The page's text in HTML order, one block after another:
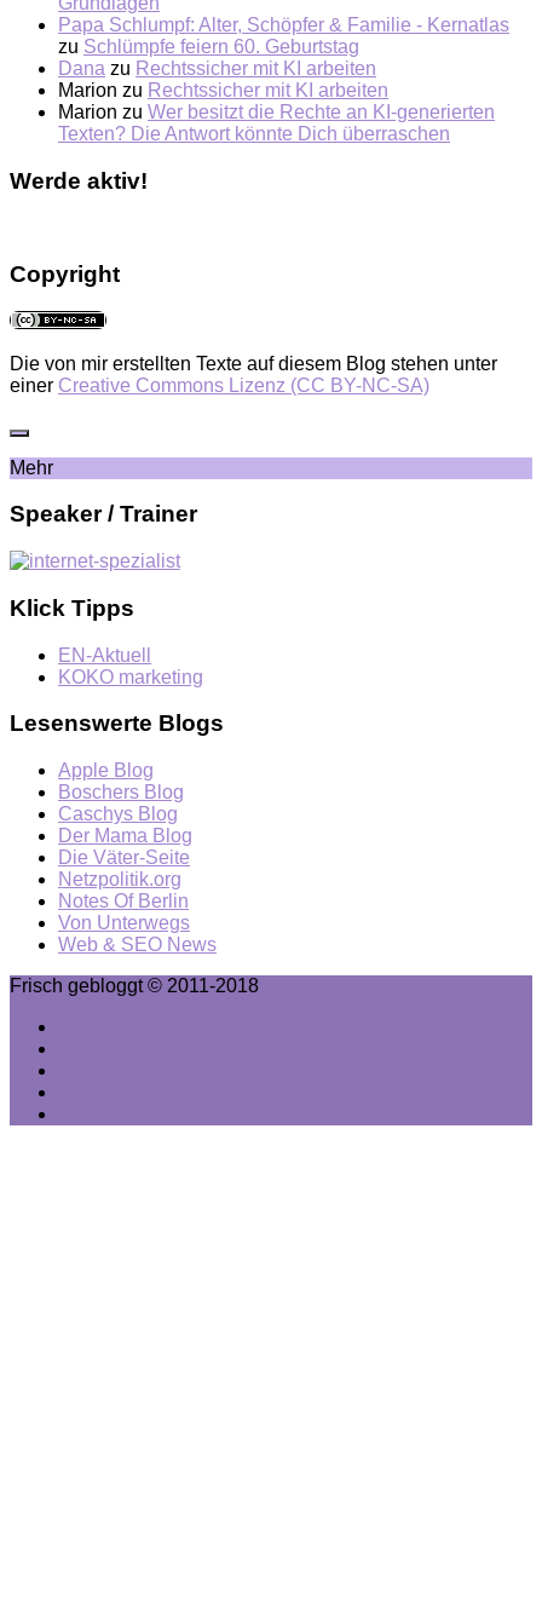
Papa Schlumpf: Alter, Schöpfer & Familie - Kernatlas
zu Schlümpfe feiern 60. Geburtstag
Dana zu Rechtssicher mit KI arbeiten
Marion zu Rechtssicher mit KI arbeiten
Marion zu Wer besitzt die Rechte an KI-generierten
Texten? Die Antwort könnte Dich überraschen
Werde aktiv!
Copyright
Die von mir erstellten Texte auf diesem Blog stehen unter
einer Creative Commons Lizenz (CC BY-NC-SA)
Mehr
Speaker / Trainer
Klick Tipps
EN-Aktuell
KOKO marketing
Lesenswerte Blogs
Apple Blog
Boschers Blog
Caschys Blog
Der Mama Blog
Die Väter-Seite
Netzpolitik.org
Notes Of Berlin
Von Unterwegs
Web & SEO News
Frisch gebloggt © 2011-2018